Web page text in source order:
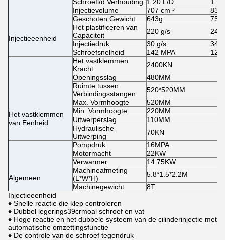
Injectieeenheid
Injectievolume
707 cm ³
830
Geschoten Gewicht
643g
Het plastificeren van
Capaciteit
220 g/s
242
Injectiedruk
30 g/s
34
Schroefsnelheid
142 MPA 121
Het vastklemmen
van Eenheid
Het vastklemmen
Kracht
2400KN
Openingsslag
480MM
Ruimte tussen
Verbindingsstangen
520*520MM
Max. Vormhoogte
520MM
Min. Vormhoogte
220MM
Uitwerperslag
110MM
Hydraulische
Uitwerping
70KN
Algemeen
Pompdruk
16MPA
Motormacht
22KW
Verwarmer
14.75KW
Machineafmeting
(L*W*H)
5.8*1.5*2.2M
Machinegewicht
8T
Injectieeenheid
♦ Snelle reactie die klep controleren
♦ Dubbel legerings39crmoal schroef en vat
♦ Hoge reactie en het dubbele systeem van de cilinderinjectie met
automatische omzettingsfunctie
♦ De controle van de schroef tegendruk